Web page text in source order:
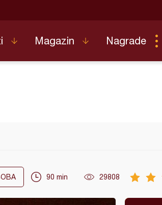
Magazin Nagrade
90 min 29808